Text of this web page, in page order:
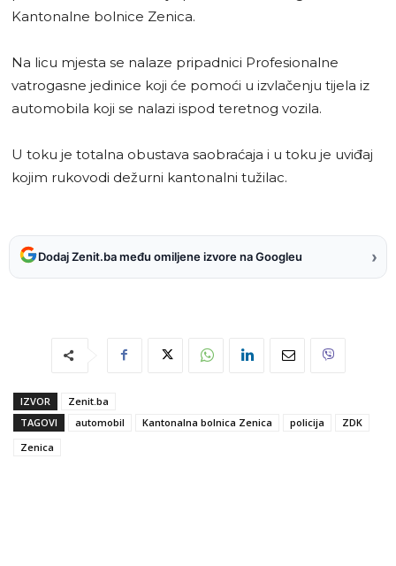
Kantonalne bolnice Zenica.
Na licu mjesta se nalaze pripadnici Profesionalne
vatrogasne jedinice koji će pomoći u izvlačenju tijela iz
automobila koji se nalazi ispod teretnog vozila.
U toku je totalna obustava saobraćaja i u toku je uviđaj
kojim rukovodi dežurni kantonalni tužilac.
Dodaj Zenit.ba među omiljene izvore na Googleu ›
IZVOR
Zenit.ba
TAGOVI
automobil Kantonalna bolnica Zenica policija
ZDK
Zenica